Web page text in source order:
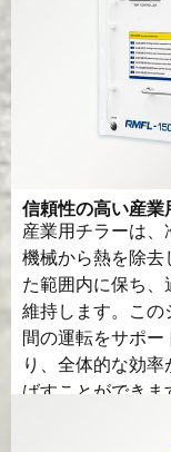
信頼性の高い産業
産業用チラーは
機械から熱を除去
た範囲内に保ち
維持します。この
間の運転をサポー
り、全体的な効
ばすことができま